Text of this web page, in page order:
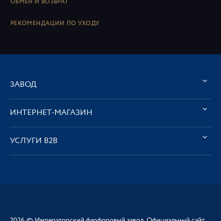
ОБМЕН И ВОЗВРАТ
РЕКОМЕНДАЦИИ ПО УХОДУ
ЗАВОД
ИНТЕРНЕТ-МАГАЗИН
УСЛУГИ В2В